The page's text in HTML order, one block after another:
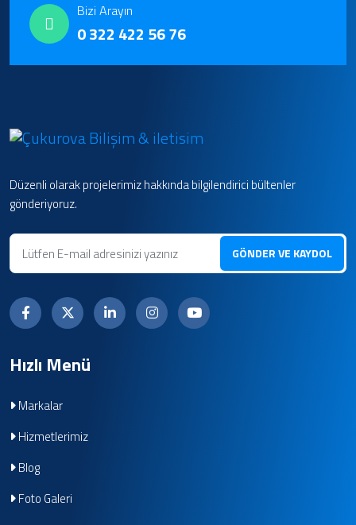
Bizi Arayın
0 322 422 56 76
Düzenli olarak projelerimiz hakkında bilgilendirici bültenler
gönderiyoruz.
GÖNDER VE KAYDOL
Hızlı Menü
Markalar
Hizmetlerimiz
Blog
Foto Galeri